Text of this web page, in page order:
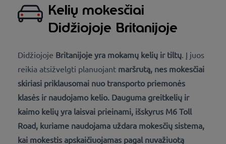
Kelių mokesčiai
Didžiojoje Britanijoje
Didžiojoje Britanijoje yra mokamų kelių ir tiltų. Į juos
reikia atsižvelgti planuojant maršrutą, nes mokesčiai
skiriasi priklausomai nuo transporto priemonės
klasės ir naudojamo kelio. Dauguma greitkelių ir
kaimo kelių yra laisvai prieinami, išskyrus M6 Toll
Road, kuriame naudojama uždara mokesčių sistema,
kai mokestis apskaičiuojamas pagal nuvažiuotą